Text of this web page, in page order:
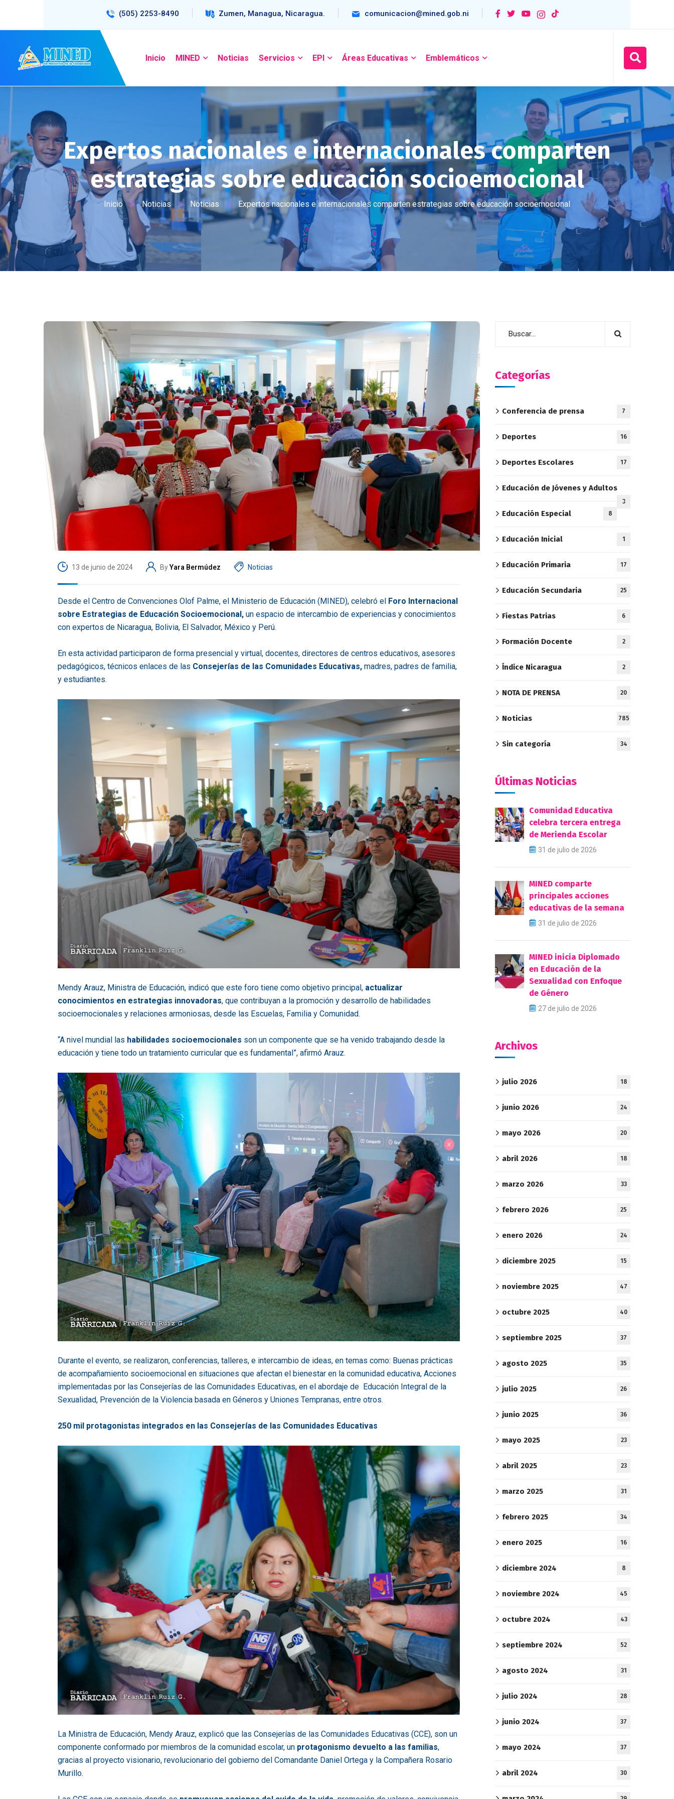
(505) 2253-8490 Zumen, Managua, Nicaragua. comunicacion@mined.gob.ni
Inicio MINED Noticias Servicios EPI Áreas Educativas Emblemáticos
Expertos nacionales e internacionales comparten
estrategias sobre educación socioemocional
Inicio Noticias Noticias Expertos nacionales e internacionales comparten estrategias sobre educación socioemocional
13 de junio de 2024 ByYara Bermúdez Noticias
Desde el Centro de Convenciones Olof Palme, el Ministerio de Educación (MINED), celebró el Foro Internacional
sobre Estrategias de Educación Socioemocional, un espacio de intercambio de experiencias y conocimientos
con expertos de Nicaragua, Bolivia, El Salvador, México y Perú.
En esta actividad participaron de forma presencial y virtual, docentes, directores de centros educativos, asesores
pedagógicos, técnicos enlaces de las Consejerías de las Comunidades Educativas, madres, padres de familia,
y estudiantes.
Mendy Arauz, Ministra de Educación, indicó que este foro tiene como objetivo principal, actualizar
conocimientos en estrategias innovadoras, que contribuyan a la promoción y desarrollo de habilidades
socioemocionales y relaciones armoniosas, desde las Escuelas, Familia y Comunidad.
“A nivel mundial las habilidades socioemocionales son un componente que se ha venido trabajando desde la
educación y tiene todo un tratamiento curricular que es fundamental”, afirmó Arauz.
Durante el evento, se realizaron, conferencias, talleres, e intercambio de ideas, en temas como: Buenas prácticas
de acompañamiento socioemocional en situaciones que afectan el bienestar en la comunidad educativa, Acciones
implementadas por las Consejerías de las Comunidades Educativas, en el abordaje de Educación Integral de la
Sexualidad, Prevención de la Violencia basada en Géneros y Uniones Tempranas, entre otros.
250 mil protagonistas integrados en las Consejerías de las Comunidades Educativas
La Ministra de Educación, Mendy Arauz, explicó que las Consejerías de las Comunidades Educativas (CCE), son un
componente conformado por miembros de la comunidad escolar, un protagonismo devuelto a las familias,
gracias al proyecto visionario, revolucionario del gobierno del Comandante Daniel Ortega y la Compañera Rosario
Murillo.
Categorías
Conferencia de prensa 7
Deportes 16
Deportes Escolares 17
Educación de Jóvenes y Adultos
3
Educación Especial 8
Educación Inicial 1
Educación Primaria 17
Educación Secundaria 25
Fiestas Patrias 6
Formación Docente 2
Índice Nicaragua 2
NOTA DE PRENSA 20
Noticias 785
Sin categoría 34
Últimas Noticias
Comunidad Educativa
celebra tercera entrega
de Merienda Escolar
31 de julio de 2026
MINED comparte
principales acciones
educativas de la semana
31 de julio de 2026
MINED inicia Diplomado
en Educación de la
Sexualidad con Enfoque
de Género
27 de julio de 2026
Archivos
julio 2026 18
junio 2026 24
mayo 2026 20
abril 2026 18
marzo 2026 33
febrero 2026 25
enero 2026 24
diciembre 2025 15
noviembre 2025 47
octubre 2025 40
septiembre 2025 37
agosto 2025 35
julio 2025 26
junio 2025 36
mayo 2025 23
abril 2025 23
marzo 2025 31
febrero 2025 34
enero 2025 16
diciembre 2024 8
noviembre 2024 45
octubre 2024 43
septiembre 2024 52
agosto 2024 31
julio 2024 28
junio 2024 37
mayo 2024 37
abril 2024 30